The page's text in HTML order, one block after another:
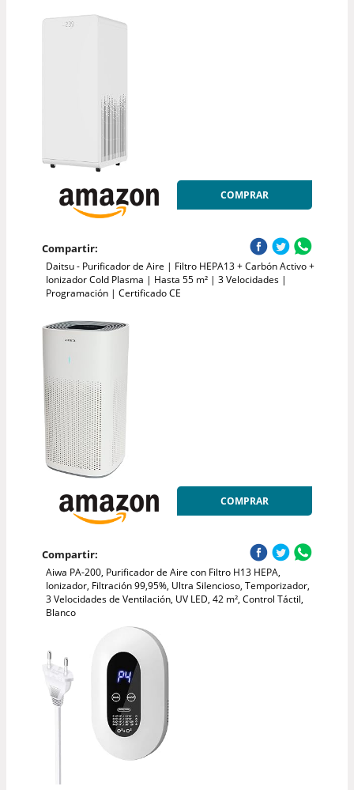
COMPRAR
Compartir:
Daitsu - Purificador de Aire | Filtro HEPA13 + Carbón Activo +
Ionizador Cold Plasma | Hasta 55 m² | 3 Velocidades |
Programación | Certificado CE
COMPRAR
Compartir:
Aiwa PA-200, Purificador de Aire con Filtro H13 HEPA,
Ionizador, Filtración 99,95%, Ultra Silencioso, Temporizador,
3 Velocidades de Ventilación, UV LED, 42 m², Control Táctil,
Blanco